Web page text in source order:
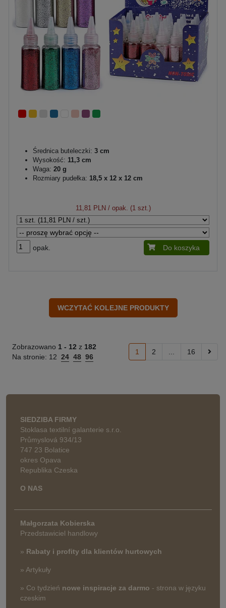
Średnica buteleczki: 3 cm
Wysokość: 11,3 cm
Waga: 20 g
Rozmiary pudełka: 18,5 x 12 x 12 cm
11,81 PLN / opak. (1 szt.)
opak. Do koszyka
Zobrazowano 1 - 12 z 182
Na stronie: 12 24 48 96
1 2 16
SIEDZIBA FIRMY
Stoklasa textilní galanterie s.r.o.
Průmyslová 934/13
747 23 Bolatice
okres Opava
Republika Czeska
O NAS
Małgorzata Kobierska
Przedstawiciel handlowy
» Rabaty i profity dla klientów hurtowych
» Artykuły
» Co tydzień nowe inspiracje za darmo - strona w języku
czeskim